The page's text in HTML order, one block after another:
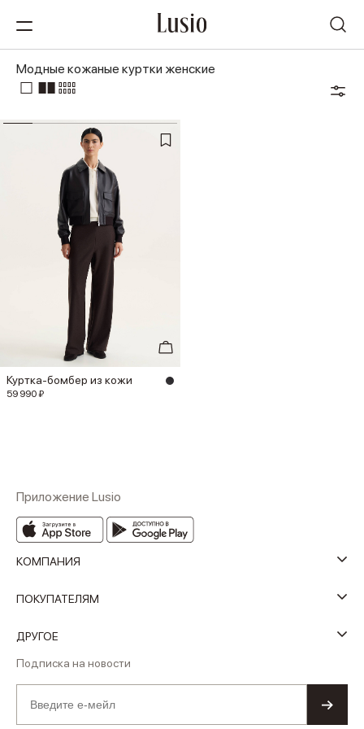
Модные кожаные куртки женские
Куртка-бомбер из кожи
59 990 ₽
Приложение Lusio
КОМПАНИЯ
ПОКУПАТЕЛЯМ
ДРУГОЕ
Подписка на новости